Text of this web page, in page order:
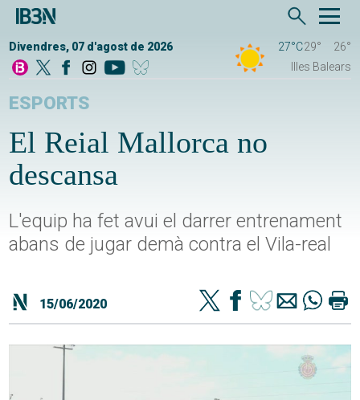
Divendres, 07 d'agost de 2026 27°C29°
26°
Illes Balears
ESPORTS
El Reial Mallorca no
descansa
L'equip ha fet avui el darrer entrenament
abans de jugar demà contra el Vila-real
15/06/2020